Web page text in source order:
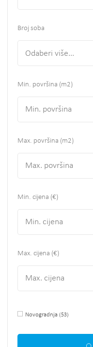
Broj soba
Odaberi više...
Min. površina (m2)
Max. površina (m2)
Min. cijena (€)
Max. cijena (€)
Novogradnja (53)